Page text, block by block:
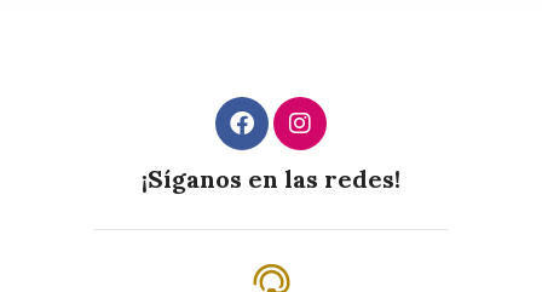
¡Síganos en las redes!